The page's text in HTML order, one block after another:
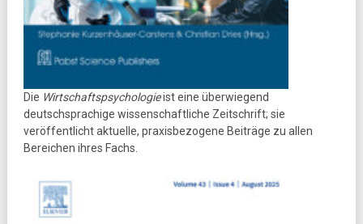
Die Wirtschaftspsychologieist eine überwiegend
deutschsprachige wissenschaftliche Zeitschrift; sie
veröffentlicht aktuelle, praxisbezogene Beiträge zu allen
Bereichen ihres Fachs.